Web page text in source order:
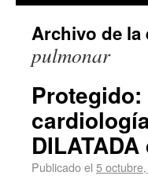
Archivo de
pulmonar
Publicado el 5